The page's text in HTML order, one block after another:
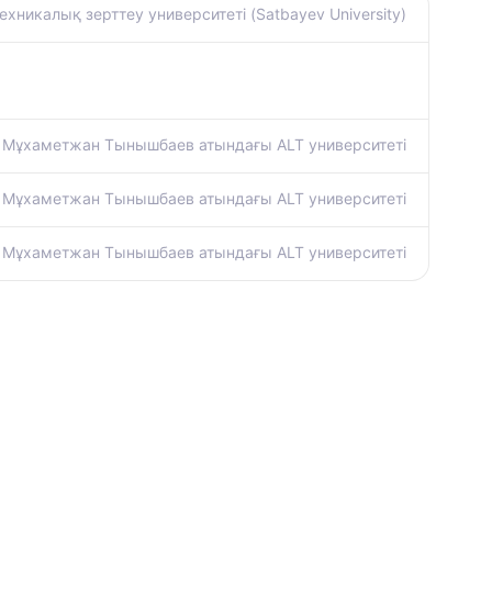
зерттеу университеті (Satbayev University)
Мұхаметжан Тынышбаев атындағы ALT университеті
Мұхаметжан Тынышбаев атындағы ALT университеті
Мұхаметжан Тынышбаев атындағы ALT университеті